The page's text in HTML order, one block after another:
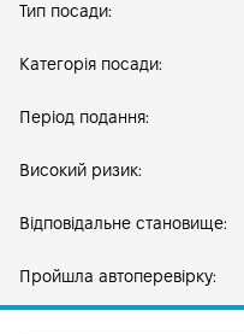
Тип посади:
Категорія посади:
Період подання:
Високий ризик:
Відповідальне становище:
Пройшла автоперевірку: